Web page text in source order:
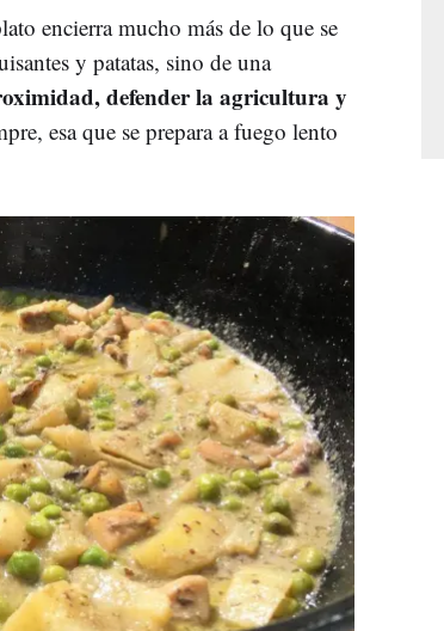
encierra mucho más de lo que se
y patatas, sino de una
defender la agricultura y
esa que se prepara a fuego lento